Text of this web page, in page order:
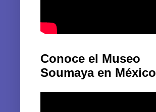
Conoce el Museo
Soumaya en México